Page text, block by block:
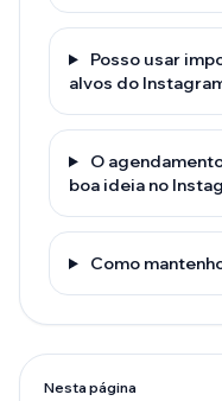
Posso usar
alvos do
O
boa ideia no
Como
Nesta página